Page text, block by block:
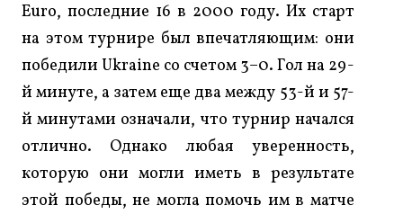
Euro, последние 16 в 2000 году. Их старт
на этом турнире был впечатляющим: они
победили Ukraine со счетом 3–0. Гол на 29-
й минуте, а затем еще два между 53-й и 57-
й минутами означали, что турнир начался
отлично. Однако любая уверенность,
которую они могли иметь в результате
этой победы, не могла помочь им в матче